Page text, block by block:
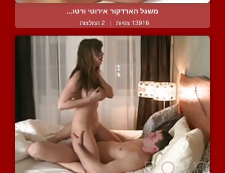
משגל הארדקור אירוטי ורטו...
13916 צפיות | 2 המלצות